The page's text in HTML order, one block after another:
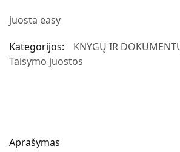
juosta easy
Kategorijos:
KNYGŲ IR
Taisymo juostos
Aprašymas